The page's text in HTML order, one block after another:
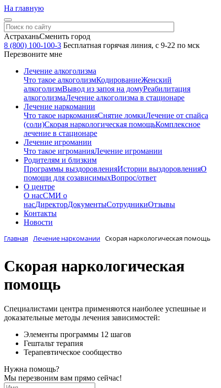
На главную
АстраханьСменить город
8 (800) 100-100-3 Бесплатная горячая линия, с 9-22 по мск
Перезвоните мне
Лечение алкоголизма
Что такое алкоголизмКодированиеЖенский
алкоголизмВывод из запоя на домуРеабилитация
алкоголизмаЛечение алкоголизма в стационаре
Лечение наркомании
Что такое наркоманияСнятие ломкиЛечение от спайса
(соли)Скорая наркологическая помощьКомплексное
лечение в стационаре
Лечение игромании
Что такое игроманияЛечение игромании
Родителям и близким
Программы выздоровленияИстории выздоровленияО
помощи для созависимыхВопрос/ответ
О центре
О насСМИ о
насДиректорДокументыСотрудникиОтзывы
Контакты
Новости
Главная Лечение наркомании Скорая наркологическая помощь
Скорая наркологическая
помощь
Специалистами центра применяются наиболее успешные и
доказательные методы лечения зависимостей:
Элементы программы 12 шагов
Гештальт терапия
Терапевтическое сообщество
Нужна помощь?
Мы перезвоним вам прямо сейчас!